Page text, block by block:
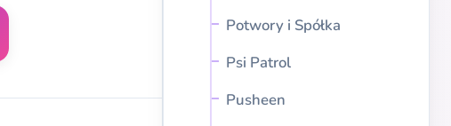
Potwory i Spółka
Psi Patrol
Pusheen